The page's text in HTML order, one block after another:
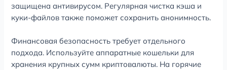
защищена антивирусом. Регулярная чистка кэша и
куки-файлов также поможет сохранить анонимность.
Финансовая безопасность требует отдельного
подхода. Используйте аппаратные кошельки для
хранения крупных сумм криптовалюты. На горячие